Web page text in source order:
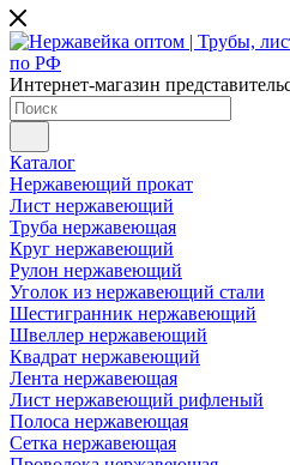
Интернет-магазин
Каталог
Нержавеющий прокат
Лист нержавеющий
Труба нержавеющая
Круг нержавеющий
Рулон нержавеющий
Уголок из нержавеющий стали
Шестигранник нержавеющий
Швеллер нержавеющий
Квадрат нержавеющий
Лента нержавеющая
Лист нержавеющий рифленый
Полоса нержавеющая
Сетка нержавеющая